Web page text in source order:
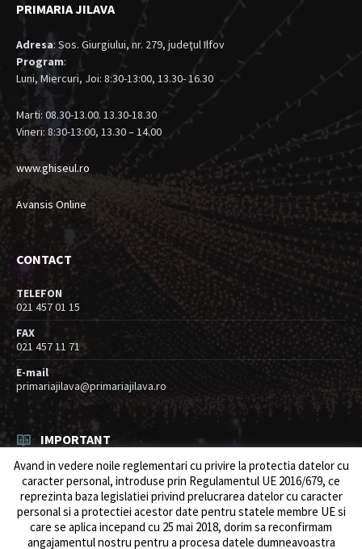
PRIMARIA JILAVA
Adresa: Sos. Giurgiului, nr. 279, judeţul Ilfov
Program:
Luni, Miercuri, Joi: 8:30-13:00, 13.30- 16.30
Marti: 08.30-13.00. 13.30-18.30
Vineri: 8:30-13:00, 13.30 – 14.00
www.ghiseul.ro
Avansis Online
CONTACT
TELEFON
021 457 01 15
FAX
021 457 11 71
E-mail
primariajilava@primariajilava.ro
IMPORTANT
Rezultat concurs expert – proba scrisa
06/08/2026 inResurse umane / Achizitii
Anunt concurs
05/08/2026 Resurse umane / Achizitii
Avand in vedere noile reglementari cu privire la protectia datelor cu
caracter personal, introduse prin Regulamentul UE 2016/679, ce
reprezinta baza legislatiei privind prelucrarea datelor cu caracter
personal si a protectiei acestor date pentru statele membre UE si
care se aplica incepand cu 25 mai 2018, dorim sa reconfirmam
angajamentul nostru pentru a procesa datele dumneavoastra